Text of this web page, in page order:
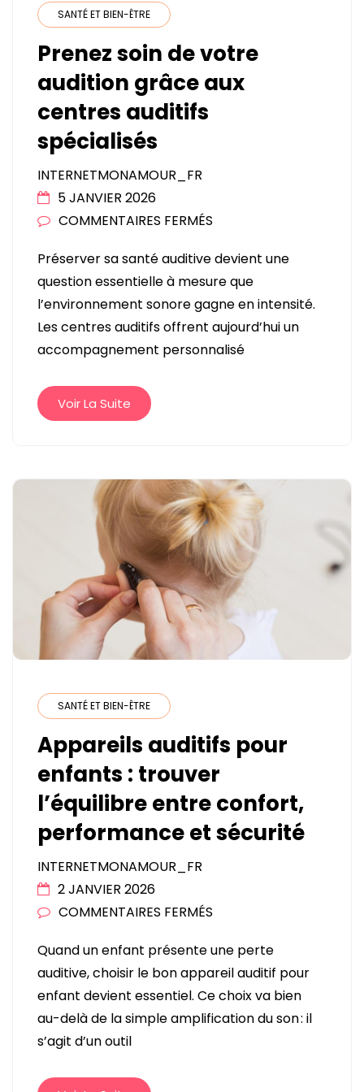
SANTÉ ET BIEN-ÊTRE
Prenez soin de votre
audition grâce aux
centres auditifs
spécialisés
INTERNETMONAMOUR_FR
5 JANVIER 2026
COMMENTAIRES FERMÉS
SOIN
DE
VOTRE
AUDITION
GRÂCE
Préserver sa santé auditive devient une
question essentielle à mesure que
l’environnement sonore gagne en intensité.
Les centres auditifs offrent aujourd’hui un
accompagnement personnalisé
Voir La Suite
SANTÉ ET BIEN-ÊTRE
Appareils auditifs pour
enfants : trouver
l’équilibre entre confort,
performance et sécurité
INTERNETMONAMOUR_FR
2 JANVIER 2026
COMMENTAIRES FERMÉS
AUDITIFS
POUR
ENFANTS
:
Quand un enfant présente une perte
auditive, choisir le bon appareil auditif pour
enfant devient essentiel. Ce choix va bien
au-delà de la simple amplification du son : il
s’agit d’un outil